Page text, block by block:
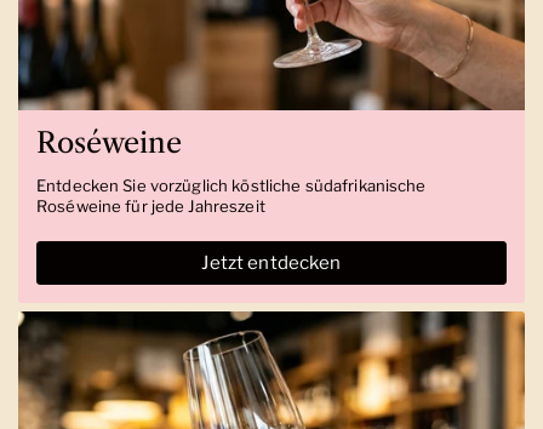
Roséweine
Entdecken Sie vorzüglich köstliche südafrikanische
Roséweine für jede Jahreszeit
Jetzt entdecken